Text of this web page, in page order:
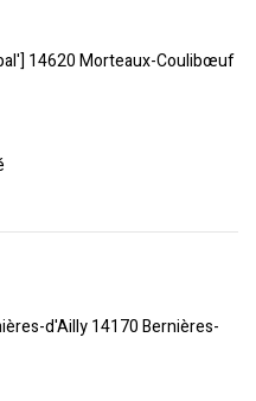
14620 Morteaux-Coulibœuf
d'Ailly 14170 Bernières-